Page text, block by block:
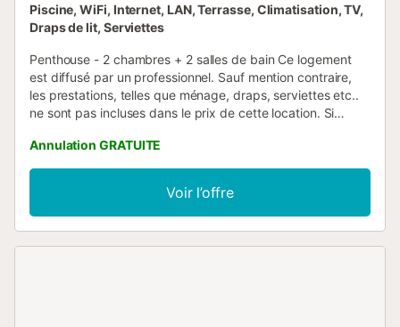
Piscine, WiFi, Internet, LAN, Terrasse, Climatisation, TV,
Draps de lit, Serviettes
Penthouse - 2 chambres + 2 salles de bain Ce logement
est diffusé par un professionnel. Sauf mention contraire,
les prestations, telles que ménage, draps, serviettes etc..
ne sont pas incluses dans le prix de cette location. Si
supplément peut s'appliquer. Seuls les équipements
mentionnés spécifiquement dans cette annonce sont
présents. Un équipement non indiqué n'est pas considéré
comme présent. Sauf indication de borne de charge
électrique présente dans le logement, la recharge des
Annulation GRATUITE
Voir l’offre